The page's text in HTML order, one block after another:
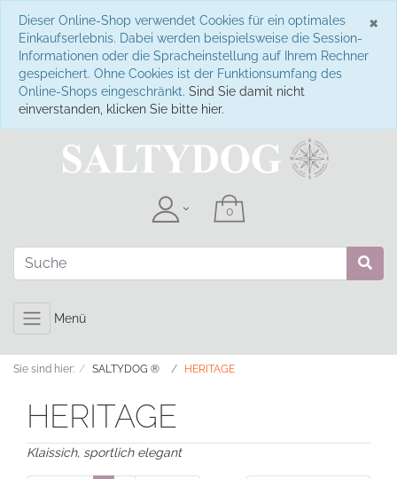
×
Dieser Online-Shop verwendet Cookies für ein optimales
Einkaufserlebnis. Dabei werden beispielsweise die Session-
Informationen oder die Spracheinstellung auf Ihrem Rechner
gespeichert. Ohne Cookies ist der Funktionsumfang des
Online-Shops eingeschränkt. Sind Sie damit nicht
einverstanden, klicken Sie bitte hier.
Menü
Sie sind hier: SALTYDOG ® HERITAGE
HERITAGE
Klaissich, sportlich elegant